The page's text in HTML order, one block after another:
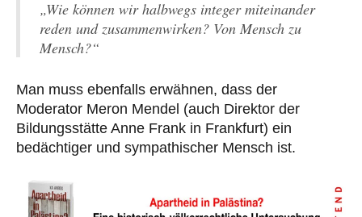
„Wie können wir halbwegs integer miteinander
reden und zusammenwirken? Von Mensch zu
Mensch?“
Man muss ebenfalls erwähnen, dass der
Moderator Meron Mendel (auch Direktor der
Bildungsstätte Anne Frank in Frankfurt) ein
bedächtiger und sympathischer Mensch ist.